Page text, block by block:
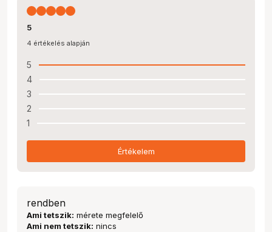
5
4 értékelés alapján
5
4
3
2
1
Értékelem
rendben
Ami tetszik: mérete megfelelő
Ami nem tetszik: nincs